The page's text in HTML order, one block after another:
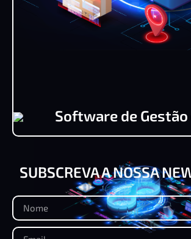
Software de Gestão
SUBSCREVA A NOSSA